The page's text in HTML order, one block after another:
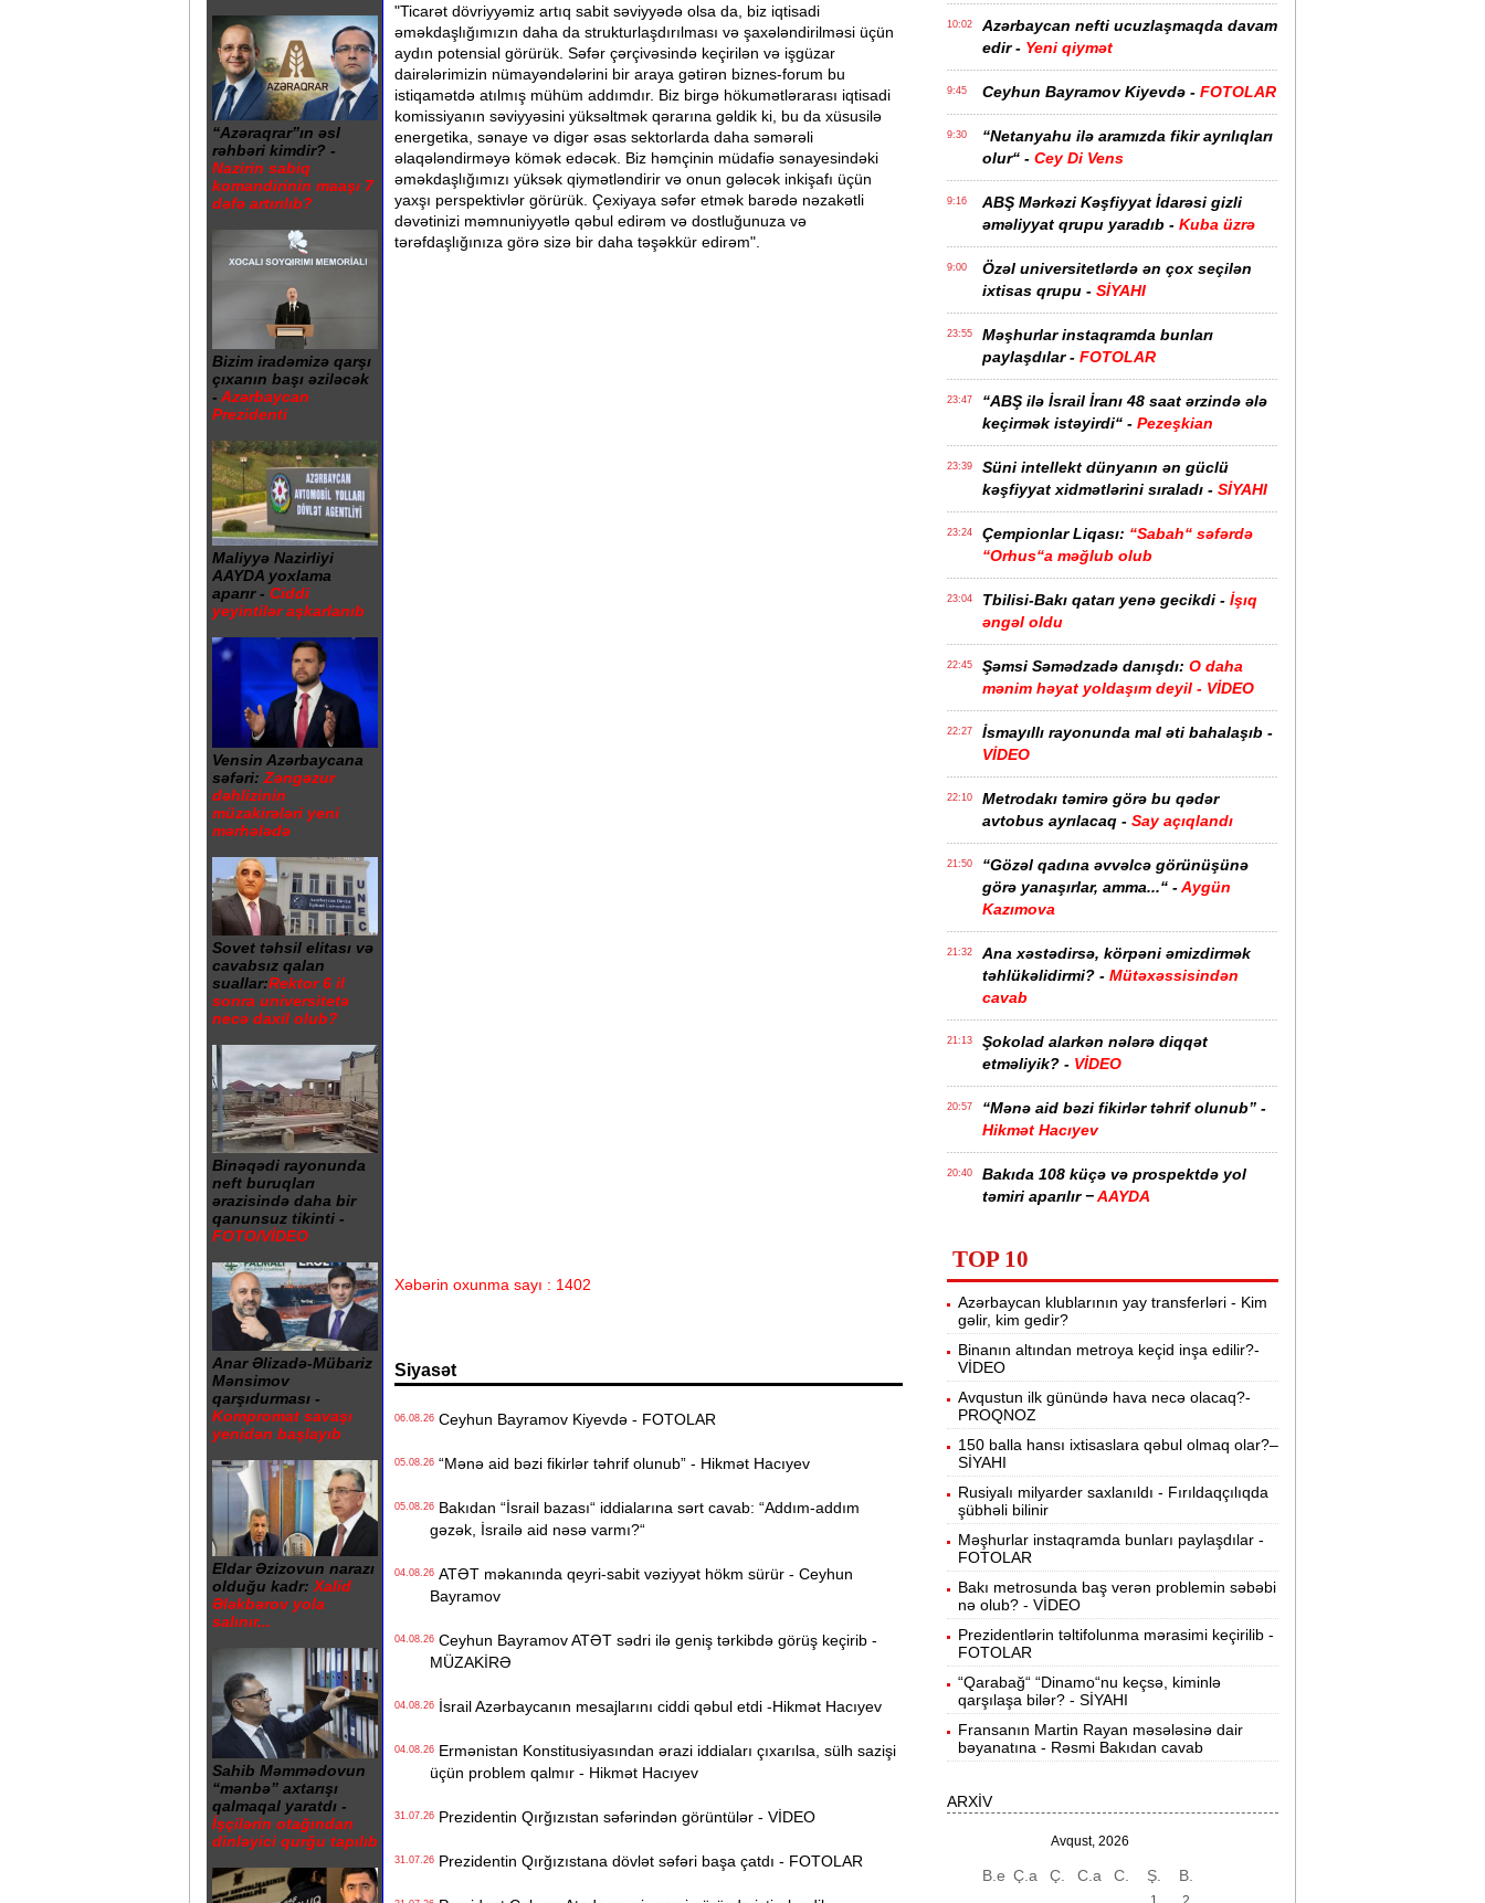
“Azəraqrar”ın əsl
rəhbəri kimdir? -
Nazirin sabiq
komandirinin maaşı 7
dəfə artırılıb?
Bizim iradəmizə qarşı
çıxanın başı əziləcək
- Azərbaycan
Prezidenti
Maliyyə Nazirliyi
AAYDA yoxlama
aparır - Ciddi
yeyintilər aşkarlanıb
Vensin Azərbaycana
səfəri: Zəngəzur
dəhlizinin
müzakirələri yeni
mərhələdə
Sovet təhsil elitası və
cavabsız qalan
suallar:Rektor 6 il
sonra universitetə
necə daxil olub?
Binəqədi rayonunda
neft buruqları
ərazisində daha bir
qanunsuz tikinti -
FOTO/VİDEO
Anar Əlizadə-Mübariz
Mənsimov
qarşıdurması -
Kompromat savaşı
yenidən başlayıb
Eldar Əzizovun narazı
olduğu kadr: Xalid
Ələkbərov yola
salınır...
Sahib Məmmədovun
“mənbə” axtarışı
qalmaqal yaratdı -
İşçilərin otağından
dinləyici qurğu tapılıb
"Ticarət dövriyyəmiz artıq sabit səviyyədə olsa da, biz iqtisadi
əməkdaşlığımızın daha da strukturlaşdırılması və şaxələndirilməsi üçün
aydın potensial görürük. Səfər çərçivəsində keçirilən və işgüzar
dairələrimizin nümayəndələrini bir araya gətirən biznes-forum bu
istiqamətdə atılmış mühüm addımdır. Biz birgə hökumətlərarası iqtisadi
komissiyanın səviyyəsini yüksəltmək qərarına gəldik ki, bu da xüsusilə
energetika, sənaye və digər əsas sektorlarda daha səmərəli
əlaqələndirməyə kömək edəcək. Biz həmçinin müdafiə sənayesindəki
əməkdaşlığımızı yüksək qiymətləndirir və onun gələcək inkişafı üçün
yaxşı perspektivlər görürük. Çexiyaya səfər etmək barədə nəzakətli
dəvətinizi məmnuniyyətlə qəbul edirəm və dostluğunuza və
tərəfdaşlığınıza görə sizə bir daha təşəkkür edirəm".
Xəbərin oxunma sayı : 1402
Siyasət
06.08.26Ceyhun Bayramov Kiyevdə - FOTOLAR
05.08.26“Mənə aid bəzi fikirlər təhrif olunub” - Hikmət Hacıyev
05.08.26Bakıdan “İsrail bazası“ iddialarına sərt cavab: “Addım-addım
gəzək, İsrailə aid nəsə varmı?“
04.08.26ATƏT məkanında qeyri-sabit vəziyyət hökm sürür - Ceyhun
Bayramov
04.08.26Ceyhun Bayramov ATƏT sədri ilə geniş tərkibdə görüş keçirib -
MÜZAKİRƏ
04.08.26İsrail Azərbaycanın mesajlarını ciddi qəbul etdi -Hikmət Hacıyev
04.08.26Ermənistan Konstitusiyasından ərazi iddiaları çıxarılsa, sülh sazişi
üçün problem qalmır - Hikmət Hacıyev
31.07.26Prezidentin Qırğızıstan səfərindən görüntülər - VİDEO
31.07.26Prezidentin Qırğızıstana dövlət səfəri başa çatdı - FOTOLAR
10:02
Azərbaycan nefti ucuzlaşmaqda davam
edir - Yeni qiymət
9:45 Ceyhun Bayramov Kiyevdə - FOTOLAR
9:30
“Netanyahu ilə aramızda fikir ayrılıqları
olur“ - Cey Di Vens
9:16
ABŞ Mərkəzi Kəşfiyyat İdarəsi gizli
əməliyyat qrupu yaradıb - Kuba üzrə
9:00
Özəl universitetlərdə ən çox seçilən
ixtisas qrupu - SİYAHI
23:55
Məşhurlar instaqramda bunları
paylaşdılar - FOTOLAR
23:47
“ABŞ ilə İsrail İranı 48 saat ərzində ələ
keçirmək istəyirdi“ - Pezeşkian
23:39
Süni intellekt dünyanın ən güclü
kəşfiyyat xidmətlərini sıraladı - SİYAHI
23:24 Çempionlar Liqası: “Sabah“ səfərdə
“Orhus“a məğlub olub
23:04 Tbilisi-Bakı qatarı yenə gecikdi - İşıq
əngəl oldu
22:45 Şəmsi Səmədzadə danışdı: O daha
mənim həyat yoldaşım deyil - VİDEO
22:27
İsmayıllı rayonunda mal əti bahalaşıb -
VİDEO
22:10
Metrodakı təmirə görə bu qədər
avtobus ayrılacaq - Say açıqlandı
21:50
“Gözəl qadına əvvəlcə görünüşünə
görə yanaşırlar, amma...“ -Aygün
Kazımova
21:32
Ana xəstədirsə, körpəni əmizdirmək
təhlükəlidirmi? - Mütəxəssisindən
cavab
21:13
Şokolad alarkən nələrə diqqət
etməliyik? - VİDEO
20:57
“Mənə aid bəzi fikirlər təhrif olunub” -
Hikmət Hacıyev
20:40
Bakıda 108 küçə və prospektdə yol
təmiri aparılır −AAYDA
fəsadlar törədə bilər -
20:06
Müharibədə 3 400-dən çox iranlı və 18
ABŞ hərbçisi həlak olub -
19:48 BMT-dən dəhşətli xəbərdarlıq -
milyon insan ac qala bilər
19:31
“Wildberries” anbar tutumunun üçdə
birini itirib -
19:16
“Sea Breeze“də mənzil qiymətləri necə
dəyişir? -Qiymətlər
19:00 Bakıda ticarət mərkəzində FACİƏ:liftin
şaxtasına düşüb öldü
18:41 Pentaqondan kritik addım:Rusiya və
Çinə qarşı yeni plan
18:22
Naxçıvan Şəhər Poliklinikasında tibbi
arayış 60-80 manata satılır? -VİDEO
olan ixtisaslar -
"Yəhudi David Seliverstov" Kazım
SENSASİON detallar
TOP 10
Azərbaycan klublarının yay transferləri - Kim
gəlir, kim gedir?
Binanın altından metroya keçid inşa edilir?-
VİDEO
Avqustun ilk günündə hava necə olacaq?-
PROQNOZ
150 balla hansı ixtisaslara qəbul olmaq olar?–
SİYAHI
Rusiyalı milyarder saxlanıldı - Fırıldaqçılıqda
şübhəli bilinir
Məşhurlar instaqramda bunları paylaşdılar -
FOTOLAR
Bakı metrosunda baş verən problemin səbəbi
nə olub? - VİDEO
Prezidentlərin təltifolunma mərasimi keçirilib -
FOTOLAR
“Qarabağ“ “Dinamo“nu keçsə, kiminlə
qarşılaşa bilər? - SİYAHI
Fransanın Martin Rayan məsələsinə dair
bəyanatına - Rəsmi Bakıdan cavab
ARXİV
Avqust, 2026
B.e Ç.a Ç. C.a C. Ş. B.